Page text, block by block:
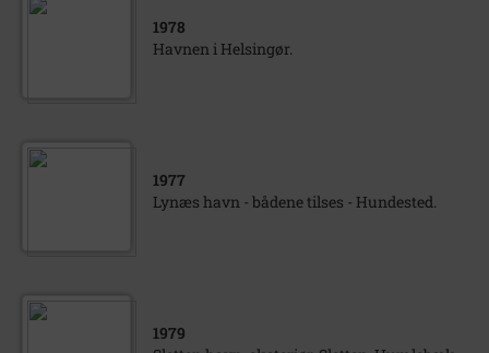
1978
Havnen i Helsingør.
1977
Lynæs havn - bådene tilses - Hundested.
1979